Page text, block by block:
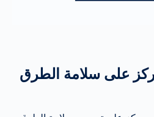
على سلامة الطرق